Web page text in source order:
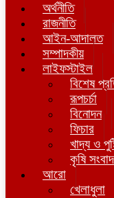
অর্থনীতি
রাজনীতি
আইন-আদালত
সম্পাদকীয়
লাইফস্টাইল
বিশেষ
রূপচর্চা
বিনোদন
ফিচার
খাদ্য ও
কৃষি সংবাদ
আরো
খেলাধুলা